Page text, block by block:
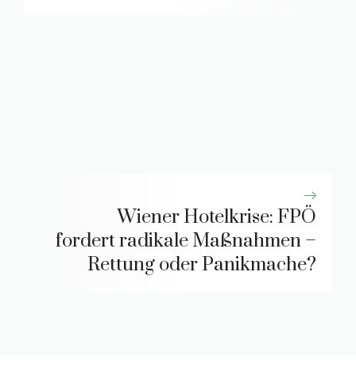
Wiener Hotelkrise: FPÖ
fordert radikale Maßnahmen –
Rettung oder Panikmache?